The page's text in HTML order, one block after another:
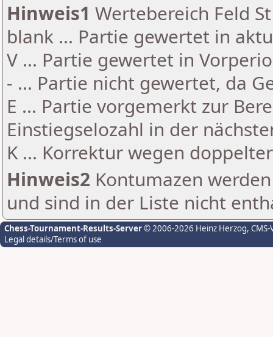
Hinweis1 Wertebereich Feld
blank ... Partie gewertet in
V ... Partie gewertet in
- ... Partie nicht gewertet, da
E ... Partie vorgemerkt zur
Einstiegselozahl in der
K ... Korrektur wegen
Hinweis2 Kontumazen
und sind in der Liste nicht
Chess-Tournament-Results-Server© 2006-2026 Heinz Herzog,
Legal details/Terms of use